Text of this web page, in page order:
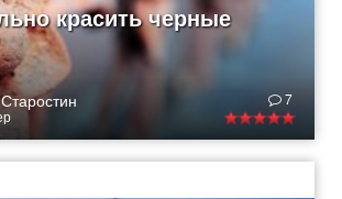
красить черные
7